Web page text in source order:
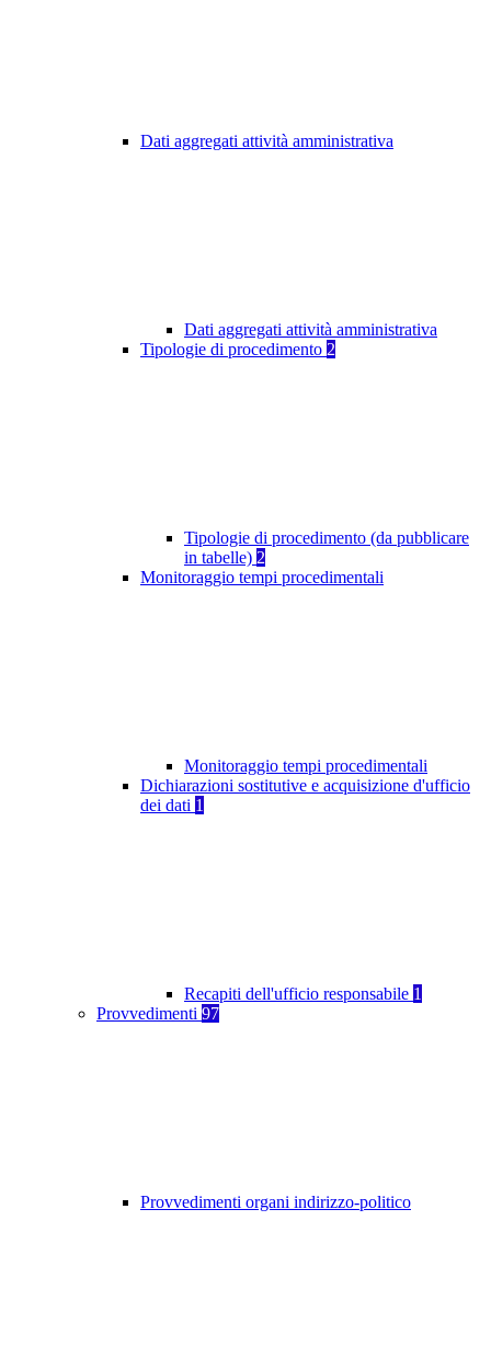
Dati aggregati attività amministrativa
Dati aggregati attività amministrativa
Tipologie di procedimento 2
Tipologie di procedimento (da pubblicare
in tabelle) 2
Monitoraggio tempi procedimentali
Monitoraggio tempi procedimentali
Dichiarazioni sostitutive e acquisizione d'ufficio
dei dati 1
Recapiti dell'ufficio responsabile 1
Provvedimenti 97
Provvedimenti organi indirizzo-politico